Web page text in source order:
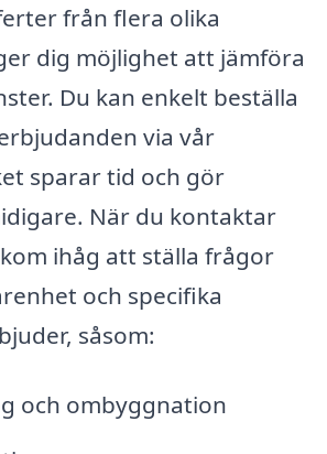
från flera olika
dig möjlighet att jämföra
Du kan enkelt beställa
via vår
sparar tid och gör
När du kontaktar
ihåg att ställa frågor
och specifika
såsom:
och ombyggnation